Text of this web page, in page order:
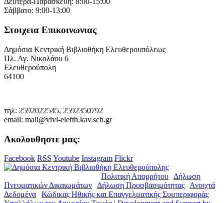
Σάββατο: 9:00-13:00
Στοιχεια Επικοινωνιας
Δημόσια Κεντρική Βιβλιοθήκη Ελευθερουπόλεως
Πλ. Αγ. Νικολάου 6
Ελευθερούπολη
64100
τηλ: 2592022545, 2592350792
email: mail@vivl-elefth.kav.sch.gr
Ακολουθηστε μας:
Facebook RSS Youtube Instagram Flickr
Πολιτική Απορρήτου
Δήλωση
Πνευματικών Δικαιωμάτων
Δήλωση Προσβασιμότητας
Ανοιχτά
Δεδομένα
Κώδικας Ηθικής και Επαγγελματικής Συμπεριφοράς